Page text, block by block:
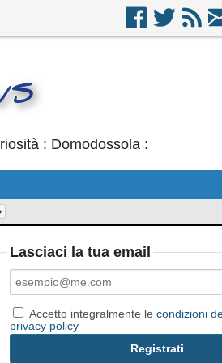
: Domodossola :
Lasciaci la tua email
Accetto integralmente lecondizioni
privacy policy